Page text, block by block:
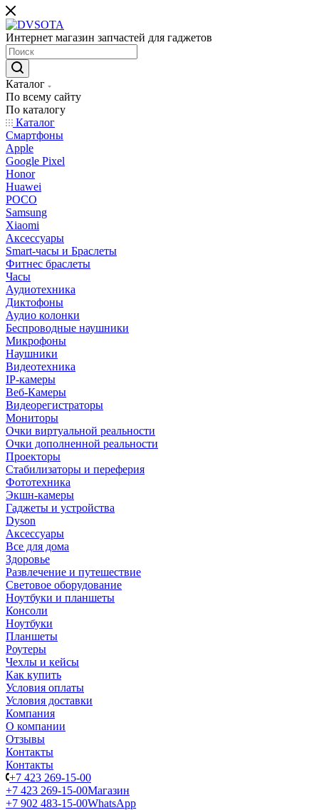
Интернет магазин запчастей для гаджетов
Каталог
По всему сайту
По каталогу
Каталог
Смартфоны
Apple
Google Pixel
Honor
Huawei
POCO
Samsung
Xiaomi
Аксессуары
Smart-часы и Браслеты
Фитнес браслеты
Часы
Аудиотехника
Диктофоны
Аудио колонки
Беспроводные наушники
Микрофоны
Наушники
Видеотехника
IP-камеры
Веб-Камеры
Видеорегистраторы
Мониторы
Очки виртуальной реальности
Очки дополненной реальности
Проекторы
Стабилизаторы и переферия
Фототехника
Экшн-камеры
Гаджеты и устройства
Dyson
Аксессуары
Все для дома
Здоровье
Развлечение и путешествие
Световое оборудование
Ноутбуки и планшеты
Консоли
Ноутбуки
Планшеты
Роутеры
Чехлы и кейсы
Как купить
Условия оплаты
Условия доставки
Компания
О компании
Отзывы
Контакты
Контакты
+7 423 269-15-00
+7 423 269-15-00Магазин
+7 902 483-15-00WhatsApp